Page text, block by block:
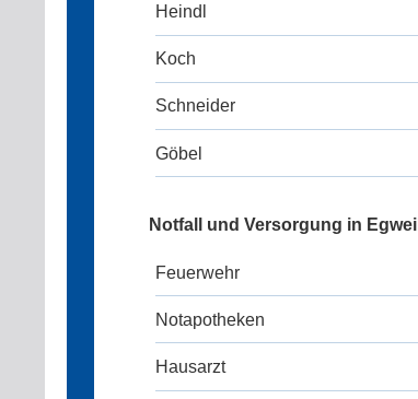
Heindl
Koch
Schneider
Göbel
Notfall und Versorgung in Egweil
Feuerwehr
Notapotheken
Hausarzt